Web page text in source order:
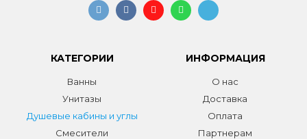
КАТЕГОРИИ
Ванны
Унитазы
Душевые кабины и углы
Смесители
ИНФОРМАЦИЯ
О нас
Доставка
Оплата
Партнерам